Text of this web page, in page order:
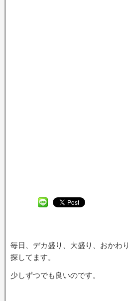
毎日、デカ盛り、大盛り、おかわ
探してます。
少しずつでも良いのです。